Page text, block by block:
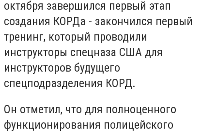
октября завершился первый этап
создания КОРДа - закончился первый
тренинг, который проводили
инструкторы спецназа США для
инструкторов будущего
спецподразделения КОРД.
Он отметил, что для полноценного
функционирования полицейского